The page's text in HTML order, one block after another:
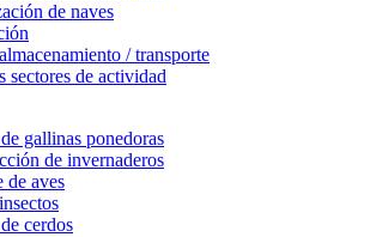
de naves
/ transporte
sectores de actividad
gallinas ponedoras
de invernaderos
de aves
cerdos